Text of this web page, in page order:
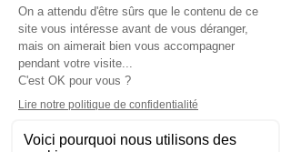
contacter.
Rejoignez-nous pour une aventure
de bien-être inoubliable et plongez
dans un cocon de tranquillité et de
sérénité!
Nathalie GÉRARD